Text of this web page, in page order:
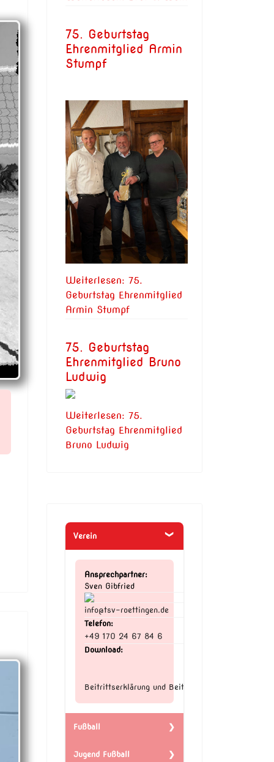
75. Geburtstag
Ehrenmitglied Armin
Stumpf
Weiterlesen: 75.
Geburtstag Ehrenmitglied
Armin Stumpf
75. Geburtstag
Ehrenmitglied Bruno
Ludwig
Weiterlesen: 75.
Geburtstag Ehrenmitglied
Bruno Ludwig
Verein
Ansprechpartner:
Sven Gibfried
info@tsv-roettingen.de
Telefon:
+49 170 24 67 84 6
Download:
Beitrittserklärung und Beiträge
Fußball
Ansprechpartner:
Jugend Fußball